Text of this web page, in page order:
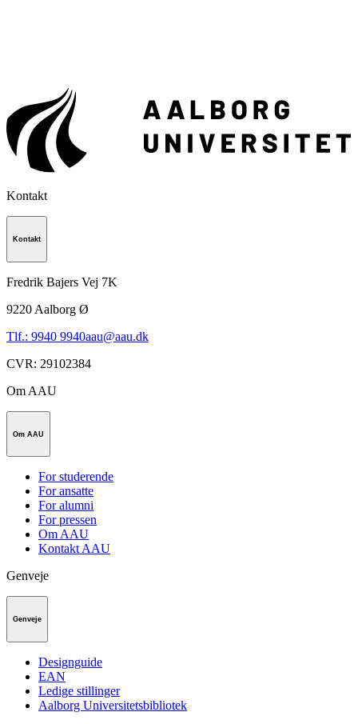
Kontakt
Kontakt
Fredrik Bajers Vej 7K
9220 Aalborg Ø
Tlf.: 9940 9940aau@aau.dk
CVR: 29102384
Om AAU
Om AAU
For studerende
For ansatte
For alumni
For pressen
Om AAU
Kontakt AAU
Genveje
Genveje
Designguide
EAN
Ledige stillinger
Aalborg Universitetsbibliotek